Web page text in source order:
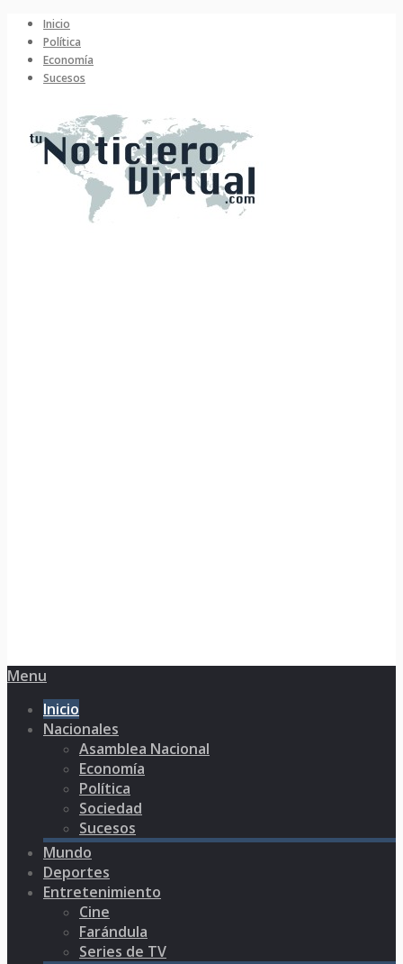
Inicio
Política
Economía
Sucesos
Menu
Inicio
Nacionales
Asamblea Nacional
Economía
Política
Sociedad
Sucesos
Mundo
Deportes
Entretenimiento
Cine
Farándula
Series de TV